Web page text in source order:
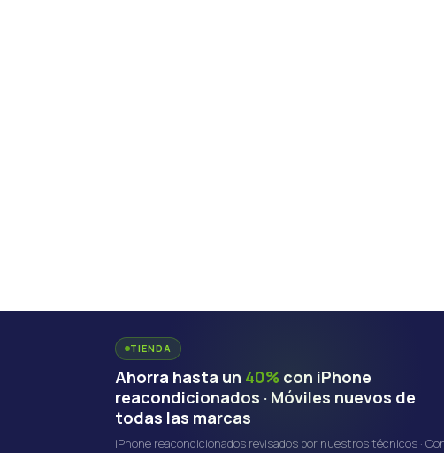
TIENDA
Ahorra hasta un 40% con iPhone
reacondicionados · Móviles nuevos de
todas las marcas
iPhone reacondicionados revisados por nuestros técnicos ·